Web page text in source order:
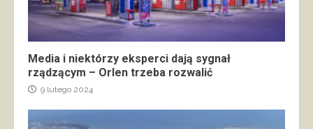
Media i niektórzy eksperci dają sygnał
rządzącym – Orlen trzeba rozwalić
9 lutego 2024